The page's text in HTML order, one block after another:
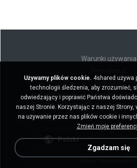
Warunki używania
Nie sprzedawaj moich
Nie udostępniaj moich
Polski
Używamy plików cookie. 4shared używa
technologii śledzenia, aby zrozumieć,
odwiedzający i poprawić Państwa
naszej Stronie. Korzystając z naszej Strony,
na używanie przez nas plików cookie i
Zmień moje
Zgadzam się